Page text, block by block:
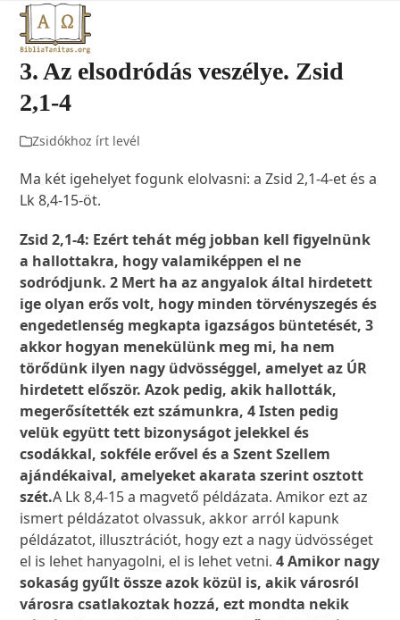
Skip
content
Open
mobile
menu
Close
mobile
menu
3. Az elsodródás veszélye. Zsid
2,1-4
Zsidókhoz írt levél
Ma két igehelyet fogunk elolvasni: a Zsid 2,1-4-et és a
Lk 8,4-15-öt.
Zsid 2,1-4: Ezért tehát még jobban kell figyelnünk
a hallottakra, hogy valamiképpen el ne
sodródjunk. 2 Mert ha az angyalok által hirdetett
ige olyan erős volt, hogy minden törvényszegés és
engedetlenség megkapta igazságos büntetését, 3
akkor hogyan menekülünk meg mi, ha nem
törődünk ilyen nagy üdvösséggel, amelyet az ÚR
hirdetett először. Azok pedig, akik hallották,
megerősítették ezt számunkra, 4 Isten pedig
velük együtt tett bizonyságot jelekkel és
csodákkal, sokféle erővel és a Szent Szellem
ajándékaival, amelyeket akarata szerint osztott
szét.A Lk 8,4-15 a magvető példázata. Amikor ezt az
ismert példázatot olvassuk, akkor arról kapunk
példázatot, illusztrációt, hogy ezt a nagy üdvösséget
el is lehet hanyagolni, el is lehet vetni.4 Amikor nagy
sokaság gyűlt össze azok közül is, akik városról
városra csatlakoztak hozzá, ezt mondta nekik